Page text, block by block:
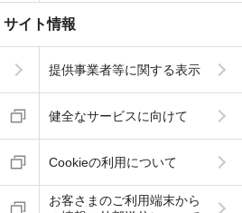
サイト情報
提供事業者等に関する表示
健全なサービスに向けて
Cookieの利用について
お客さまのご利用端末から